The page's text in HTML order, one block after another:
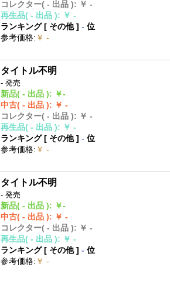
コレクター( - 出品 ): ￥ -
再生品( - 出品 ): ￥ -
ランキング [ その他]- 位
参考価格: ￥ -
タイトル不明
- 発売
新品( - 出品 ): ￥-
中古( - 出品 ): ￥ -
コレクター( - 出品 ): ￥ -
再生品( - 出品 ): ￥ -
ランキング [ その他]- 位
参考価格: ￥ -
タイトル不明
- 発売
新品( - 出品 ): ￥-
中古( - 出品 ): ￥ -
コレクター( - 出品 ): ￥ -
再生品( - 出品 ): ￥ -
ランキング [ その他]- 位
参考価格: ￥ -